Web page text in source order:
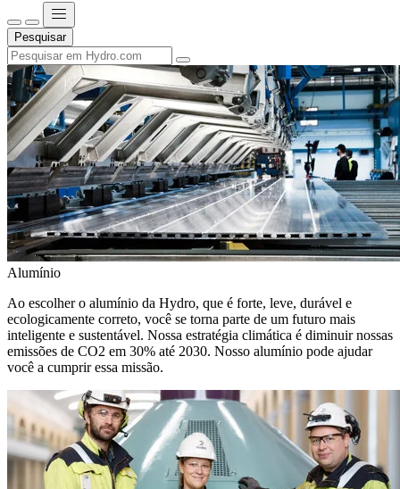
Pesquisar
Alumínio
Ao escolher o alumínio da Hydro, que é forte, leve, durável e
ecologicamente correto, você se torna parte de um futuro mais
inteligente e sustentável. Nossa estratégia climática é diminuir nossas
emissões de CO2 em 30% até 2030. Nosso alumínio pode ajudar
você a cumprir essa missão.